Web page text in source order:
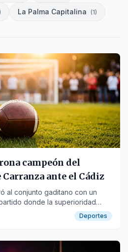
La Palma Capitalina (1)
campeón del
ante el Cádiz
al conjunto gaditano con un
donde la superioridad
Deportes